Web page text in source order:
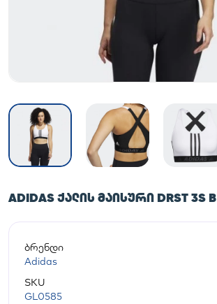
ADIDAS ᲥᲐᲚᲘᲡ ᲛᲐᲘᲡᲣᲠᲘ DRST 3S B
ბრენდი
Adidas
SKU
GL0585